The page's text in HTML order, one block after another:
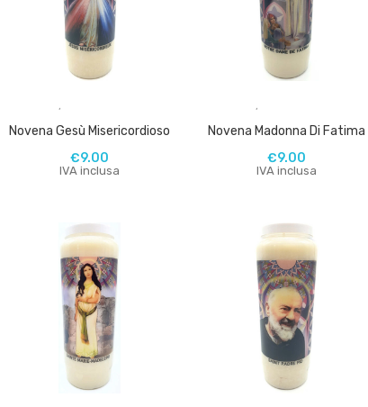
,
Novena Gesù Misericordioso
€9.00
IVA inclusa
,
Novena Madonna Di Fatima
€9.00
IVA inclusa